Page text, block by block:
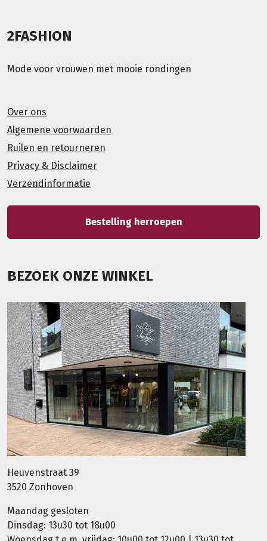
2FASHION
Mode voor vrouwen met mooie rondingen
Over ons
Algemene voorwaarden
Ruilen en retourneren
Privacy & Disclaimer
Verzendinformatie
Bestelling herroepen
BEZOEK ONZE WINKEL
Heuvenstraat 39
3520 Zonhoven
Maandag gesloten
Dinsdag: 13u30 tot 18u00